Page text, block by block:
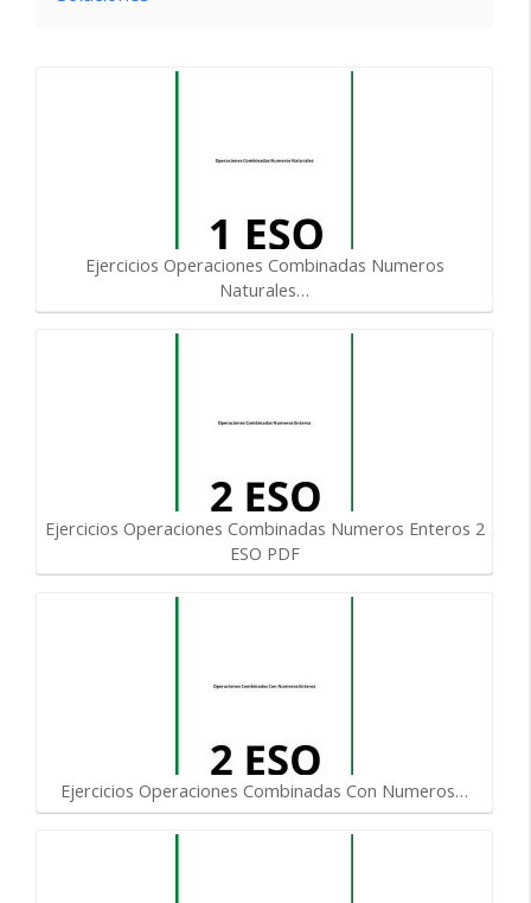
Ejercicios Operaciones Combinadas Numeros
Naturales…
Ejercicios Operaciones Combinadas Numeros Enteros 2
ESO PDF
Ejercicios Operaciones Combinadas Con Numeros…